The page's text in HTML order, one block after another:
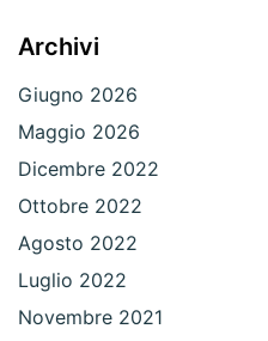
Archivi
Giugno 2026
Maggio 2026
Dicembre 2022
Ottobre 2022
Agosto 2022
Luglio 2022
Novembre 2021